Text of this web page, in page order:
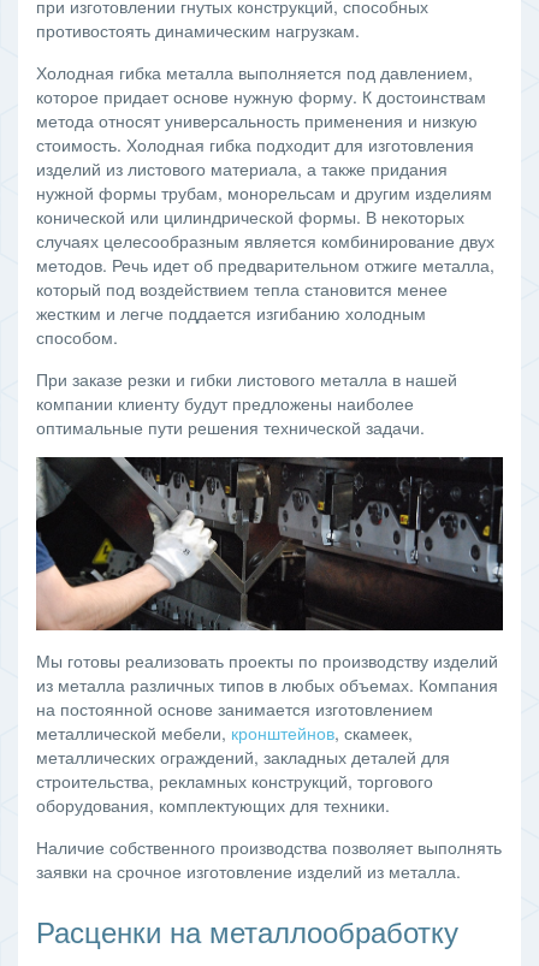
при изготовлении гнутых конструкций, способных
противостоять динамическим нагрузкам.
Холодная гибка металла выполняется под давлением,
которое придает основе нужную форму. К достоинствам
метода относят универсальность применения и низкую
стоимость. Холодная гибка подходит для изготовления
изделий из листового материала, а также придания
нужной формы трубам, монорельсам и другим изделиям
конической или цилиндрической формы. В некоторых
случаях целесообразным является комбинирование двух
методов. Речь идет об предварительном отжиге металла,
который под воздействием тепла становится менее
жестким и легче поддается изгибанию холодным
способом.
При заказе резки и гибки листового металла в нашей
компании клиенту будут предложены наиболее
оптимальные пути решения технической задачи.
Мы готовы реализовать проекты по производству изделий
из металла различных типов в любых объемах. Компания
на постоянной основе занимается изготовлением
металлической мебели, кронштейнов, скамеек,
металлических ограждений, закладных деталей для
строительства, рекламных конструкций, торгового
оборудования, комплектующих для техники.
Наличие собственного производства позволяет выполнять
заявки на срочное изготовление изделий из металла.
Расценки на металлообработку